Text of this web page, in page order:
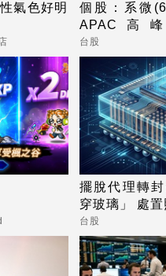
氣色好明
個股：系微
APAC高
OpenBMC中
全防護
台股
擺脫代理轉
穿玻璃」 處
台股